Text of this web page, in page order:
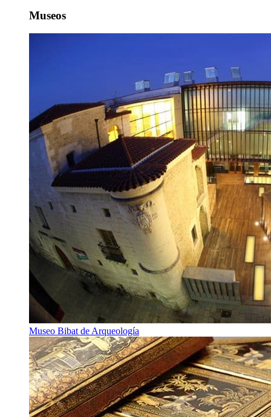
Museos
Museo Bibat de Arqueología